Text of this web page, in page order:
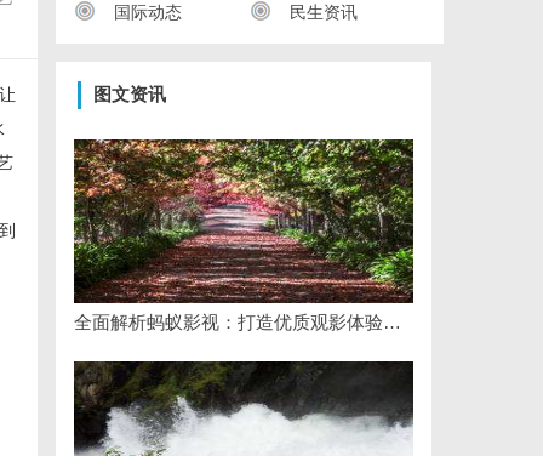
国际动态 民生资讯
图文资讯
全面解析蚂蚁影视：打造优质观影体验的新兴平台